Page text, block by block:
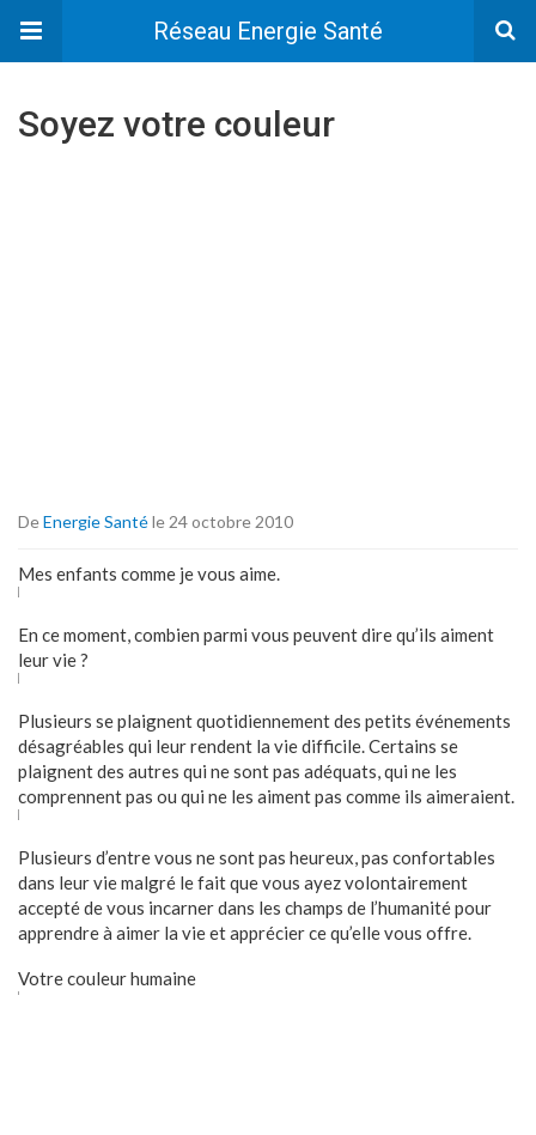
Réseau Energie Santé
Soyez votre couleur
DeEnergie Santéle 24 octobre 2010
Mes enfants comme je vous aime.
En ce moment, combien parmi vous peuvent dire qu’ils aiment
leur vie ?
Plusieurs se plaignent quotidiennement des petits événements
désagréables qui leur rendent la vie difficile. Certains se
plaignent des autres qui ne sont pas adéquats, qui ne les
comprennent pas ou qui ne les aiment pas comme ils aimeraient.
Plusieurs d’entre vous ne sont pas heureux, pas confortables
dans leur vie malgré le fait que vous ayez volontairement
accepté de vous incarner dans les champs de l’humanité pour
apprendre à aimer la vie et apprécier ce qu’elle vous offre.
Votre couleur humaine